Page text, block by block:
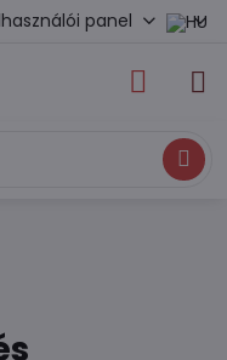
panel
Keresés